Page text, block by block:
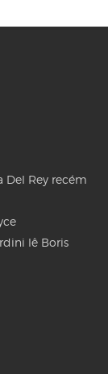
Del Rey recém
lê Boris